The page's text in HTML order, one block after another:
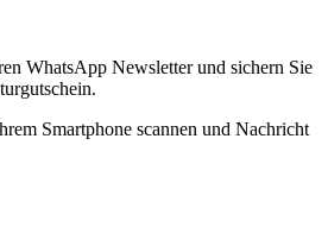
WhatsApp Newsletter und sichern Sie
Smartphone scannen und Nachricht